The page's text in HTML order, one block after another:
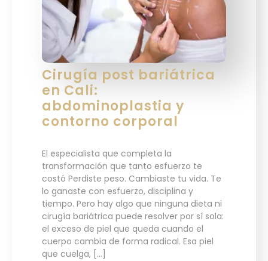
Cirugía post bariátrica
en Cali:
abdominoplastia y
contorno corporal
El especialista que completa la
transformación que tanto esfuerzo te
costó Perdiste peso. Cambiaste tu vida. Te
lo ganaste con esfuerzo, disciplina y
tiempo. Pero hay algo que ninguna dieta ni
cirugía bariátrica puede resolver por sí sola:
el exceso de piel que queda cuando el
cuerpo cambia de forma radical. Esa piel
que cuelga, […]